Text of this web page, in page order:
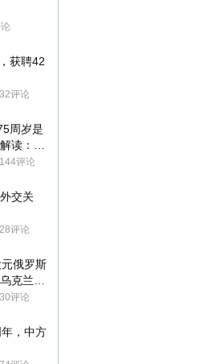
获聘42
32评论
周岁是
读：很
刑
144评论
交关
28评论
俄罗斯
克兰提
30评论
，中方